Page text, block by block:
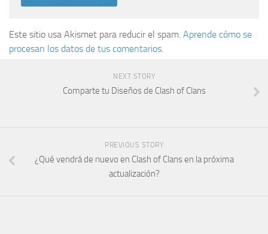
Este sitio usa Akismet para reducir el spam. Aprende cómo se
procesan los datos de tus comentarios
NEXT STORY
Comparte tu Diseños de Clash of Clans
PREVIOUS STORY
¿Qué vendrá de nuevo en Clash of Clans en la próxima
actualización?